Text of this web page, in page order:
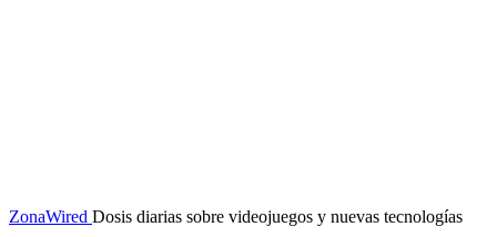
ZonaWired Dosis diarias sobre videojuegos y nuevas tecnologías